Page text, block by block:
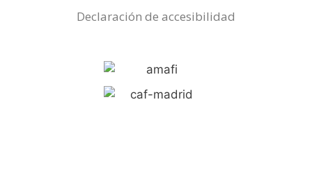
Declaración de accesibilidad